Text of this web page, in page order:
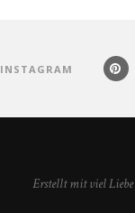
INSTAGRAM
Erstellt mit viel Liebe